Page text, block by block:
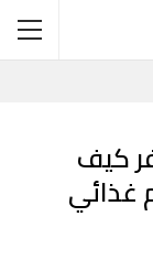
كيف
غذائي